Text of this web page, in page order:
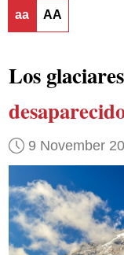
aa AA
Los
9 November